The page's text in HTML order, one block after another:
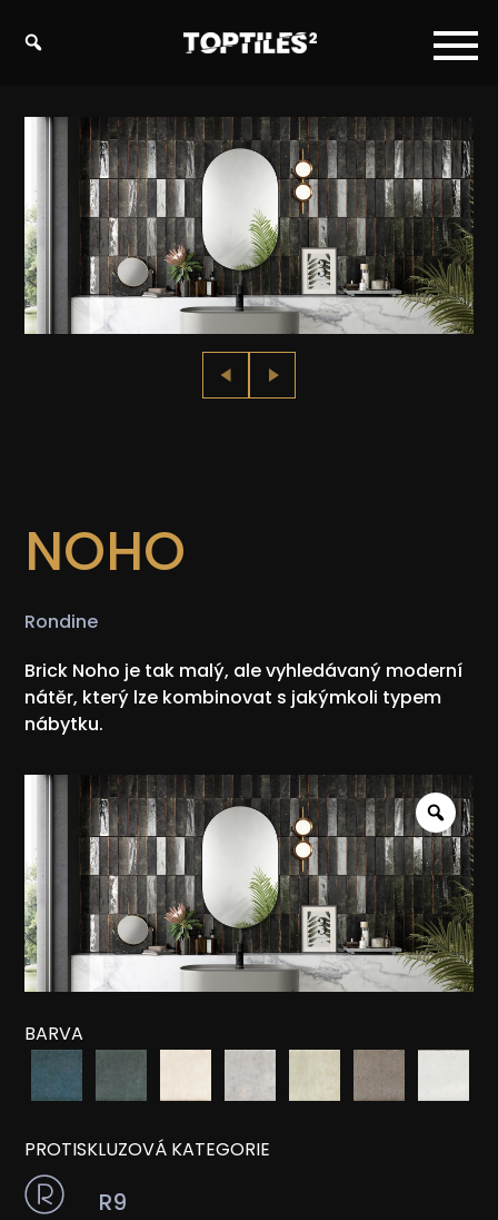
s.r.o.
NOHO
Rondine
Brick Noho je tak malý, ale vyhledávaný moderní
nátěr, který lze kombinovat s jakýmkoli typem
nábytku.
Zoom
BARVA
PROTISKLUZOVÁ KATEGORIE
R9